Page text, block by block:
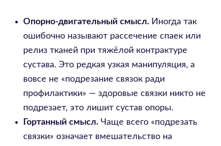
Опорно-двигательный смысл. Иногда так
ошибочно называют рассечение спаек или
релиз тканей при тяжёлой контрактуре
сустава. Это редкая узкая манипуляция, а
вовсе не «подрезание связок ради
профилактики» — здоровые связки никто не
подрезает, это лишит сустав опоры.
Гортанный смысл. Чаще всего «подрезать
связки» означает вмешательство на